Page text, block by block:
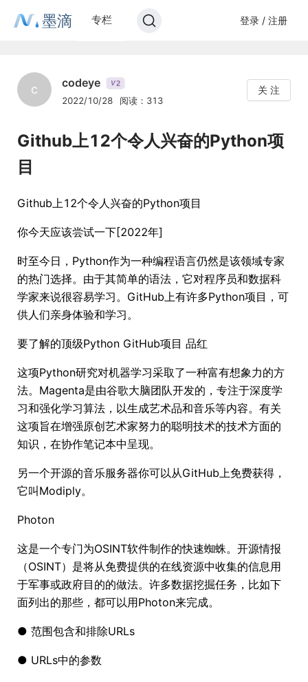
墨滴 专栏 登录 / 注册
c codeye V2
2022/10/28 阅读：313
关 注
Github上12个令人兴奋的Python项
目
Github上12个令人兴奋的Python项目
你今天应该尝试一下[2022年]
时至今日，Python作为一种编程语言仍然是该领域专家
的热门选择。由于其简单的语法，它对程序员和数据科
学家来说很容易学习。GitHub上有许多Python项目，可
供人们亲身体验和学习。
要了解的顶级Python GitHub项目 品红
这项Python研究对机器学习采取了一种富有想象力的方
法。Magenta是由谷歌大脑团队开发的，专注于深度学
习和强化学习算法，以生成艺术品和音乐等内容。有关
这项旨在增强原创艺术家努力的聪明技术的技术方面的
知识，在协作笔记本中呈现。
另一个开源的音乐服务器你可以从GitHub上免费获得，
它叫Modiply。
Photon
这是一个专门为OSINT软件制作的快速蜘蛛。开源情报
（OSINT）是将从免费提供的在线资源中收集的信息用
于军事或政府目的的做法。许多数据挖掘任务，比如下
面列出的那些，都可以用Photon来完成。
● 范围包含和排除URLs
● URLs中的参数